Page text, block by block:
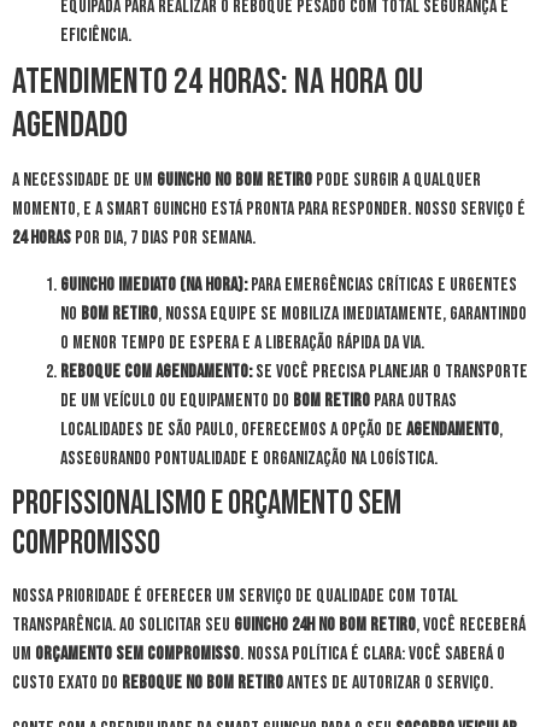
equipada para realizar o reboque pesado com total segurança e
eficiência.
Atendimento 24 Horas: Na Hora ou
Agendado
A necessidade de um guincho no Bom Retiro pode surgir a qualquer
momento, e a Smart Guincho está pronta para responder. Nosso serviço é
24 horas por dia, 7 dias por semana.
Guincho Imediato (Na Hora):Para emergências críticas e urgentes
no Bom Retiro, nossa equipe se mobiliza imediatamente, garantindo
o menor tempo de espera e a liberação rápida da via.
Reboque com Agendamento:Se você precisa planejar o transporte
de um veículo ou equipamento do Bom Retiro para outras
localidades de São Paulo, oferecemos a opção de agendamento,
assegurando pontualidade e organização na logística.
Profissionalismo e Orçamento Sem
Compromisso
Nossa prioridade é oferecer um serviço de qualidade com total
transparência. Ao solicitar seu guincho 24h no Bom Retiro, você receberá
um orçamento sem compromisso. Nossa política é clara: você saberá o
custo exato do reboque no Bom Retiroantes de autorizar o serviço.